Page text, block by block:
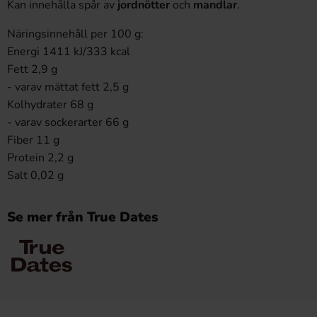
Kan innehålla spår av jordnötter och mandlar.
Näringsinnehåll per 100 g:
Energi 1411 kJ/333 kcal
Fett 2,9 g
- varav mättat fett 2,5 g
Kolhydrater 68 g
- varav sockerarter 66 g
Fiber 11 g
Protein 2,2 g
Salt 0,02 g
Se mer från True Dates